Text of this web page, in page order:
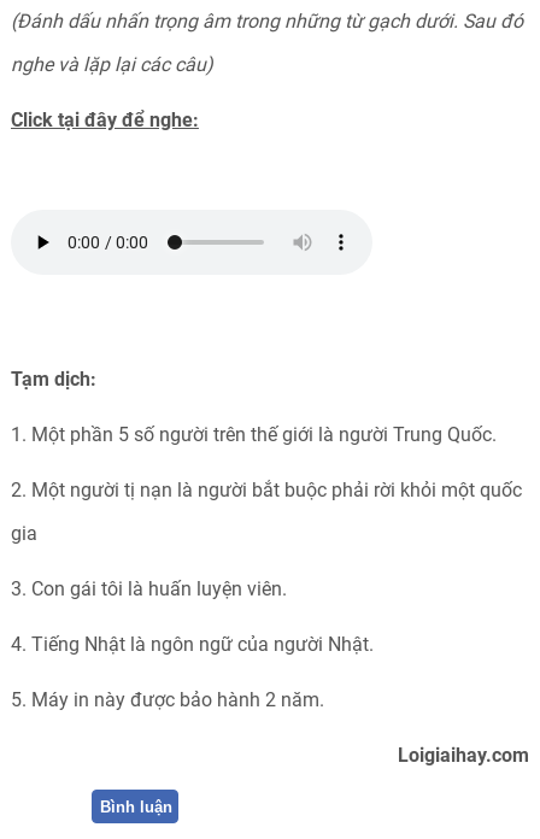
(Đánh dấu nhấn trọng âm trong những từ gạch dưới. Sau đó
nghe và lặp lại các câu)
Click tại đây để nghe:
Tạm dịch:
1. Một phần 5 số người trên thế giới là người Trung Quốc.
2. Một người tị nạn là người bắt buộc phải rời khỏi một quốc
gia
3. Con gái tôi là huấn luyện viên.
4. Tiếng Nhật là ngôn ngữ của người Nhật.
5. Máy in này được bảo hành 2 năm.
Loigiaihay.com
Bình luận